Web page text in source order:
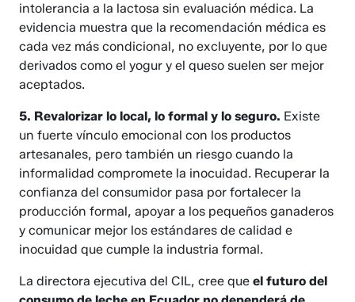
intolerancia a la lactosa sin evaluación médica. La
evidencia muestra que la recomendación médica es
cada vez más condicional, no excluyente, por lo que
derivados como el yogur y el queso suelen ser mejor
aceptados.
5. Revalorizar lo local, lo formal y lo seguro. Existe
un fuerte vínculo emocional con los productos
artesanales, pero también un riesgo cuando la
informalidad compromete la inocuidad. Recuperar la
confianza del consumidor pasa por fortalecer la
producción formal, apoyar a los pequeños ganaderos
y comunicar mejor los estándares de calidad e
inocuidad que cumple la industria formal.
La directora ejecutiva del CIL, cree queel futuro del